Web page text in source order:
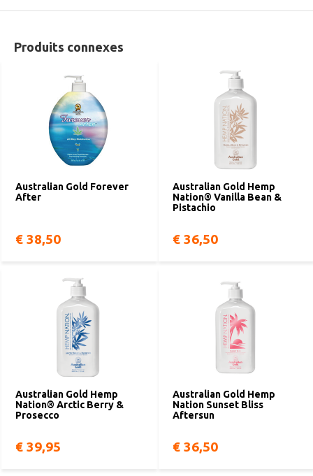
Produits connexes
Australian Gold Forever
After
€ 38,50
Australian Gold Hemp
Nation® Vanilla Bean &
Pistachio
€ 36,50
Australian Gold Hemp
Nation® Arctic Berry &
Prosecco
€ 39,95
Australian Gold Hemp
Nation Sunset Bliss
Aftersun
€ 36,50